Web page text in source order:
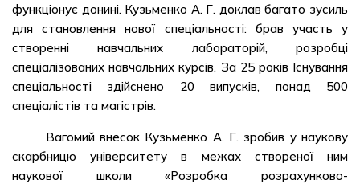
функціонує донині. Кузьменко А. Г. доклав багато зусиль
для становлення нової спеціальності: брав участь у
створенні навчальних лабораторій, розробці
спеціалізованих навчальних курсів. За 25 років Існування
спеціальності здійснено 20 випусків, понад 500
спеціалістів та магістрів.
Вагомий внесок Кузьменко А. Г. зробив у наукову
скарбницю університету в межах створеної ним
наукової школи «Розробка розрахунково-